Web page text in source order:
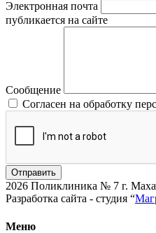
Электронная почта
публикается на сайте
Сообщение
Согласен на обработку
Отправить
2026 Поликлиника № 7 г.
Разработка сайта - студия “
Меню